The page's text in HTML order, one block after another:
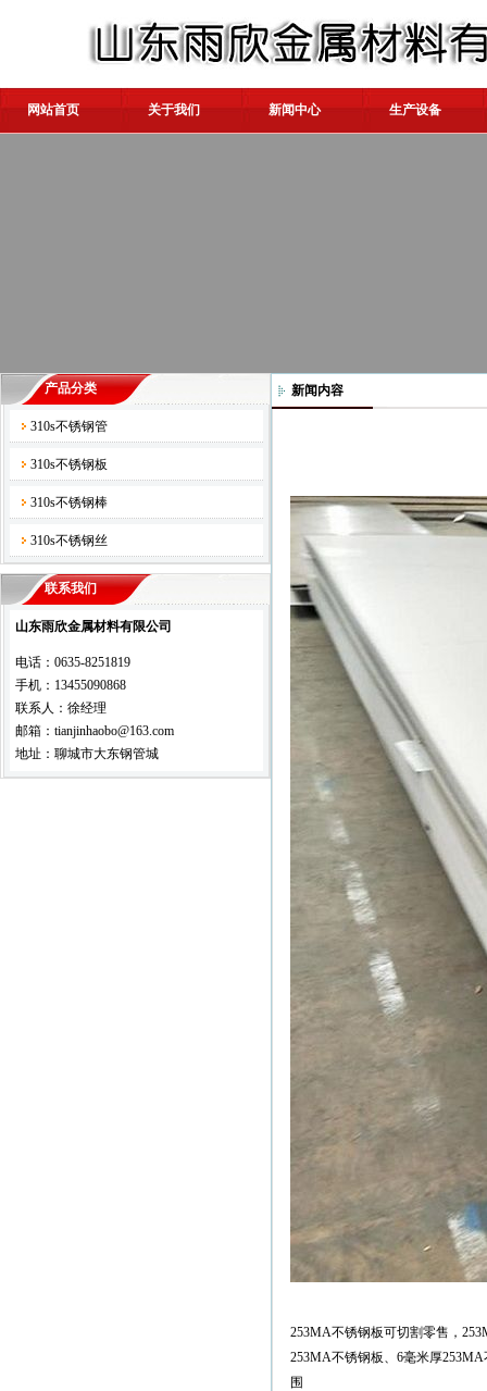
网站首页 关于我们 新闻中心 生产设备
产品分类
310s不锈钢管
310s不锈钢板
310s不锈钢棒
310s不锈钢丝
联系我们
山东雨欣金属材料有限公司
电话：0635-8251819
手机：13455090868
联系人：徐经理
邮箱：tianjinhaobo@163.com
地址：聊城市大东钢管城
新闻内容
253MA不锈钢板可切割零售，
253MA不锈钢板、6毫米厚
围